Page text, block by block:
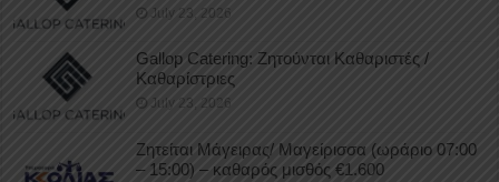
July 23, 2026
Gallop Catering: Ζητούνται Καθαριστές /
Καθαρίστριες
July 23, 2026
Ζητείται Μάγειρας/ Μαγείρισσα (ωράριο 07:00
– 15:00) – καθαρός μισθός €1.600